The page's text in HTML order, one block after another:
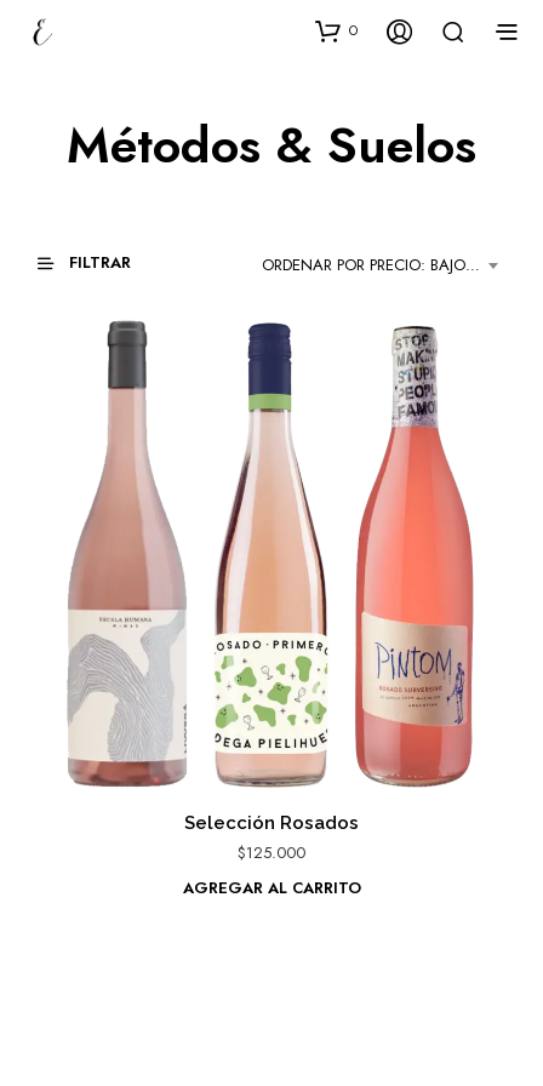
0
Métodos & Suelos
FILTRAR ORDENAR POR PRECIO: BAJO A ALTO
Selección Rosados
$125.000
AGREGAR AL CARRITO